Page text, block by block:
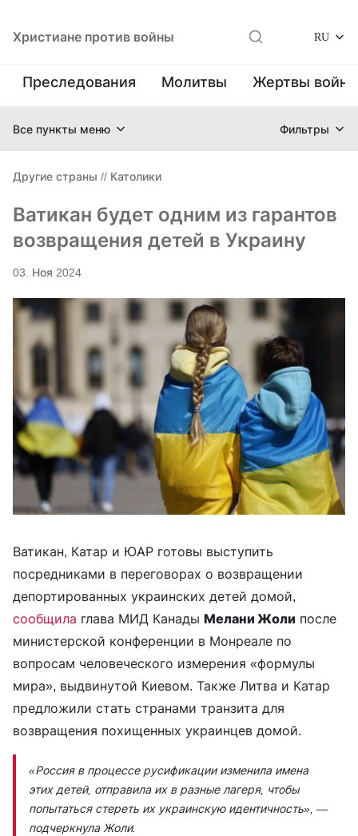
Христиане против войны RU
Преследования Молитвы Жертвы
Все пункты меню Фильтры
Другие страны // Католики
Ватикан будет одним из гарантов
возвращения детей в Украину
03. Ноя 2024
Ватикан, Катар и ЮАР готовы выступить
посредниками в переговорах о возвращении
депортированных украинских детей домой,
сообщила глава МИД Канады Мелани Жоли после
министерской конференции в Монреале по
вопросам человеческого измерения «формулы
мира», выдвинутой Киевом. Также Литва и Катар
предложили стать странами транзита для
возвращения похищенных украинцев домой.
«Россия в процессе русификации изменила имена
этих детей, отправила их в разные лагеря, чтобы
попытаться стереть их украинскую идентичность», —
подчеркнула Жоли.